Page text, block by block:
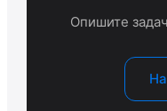
Опишите